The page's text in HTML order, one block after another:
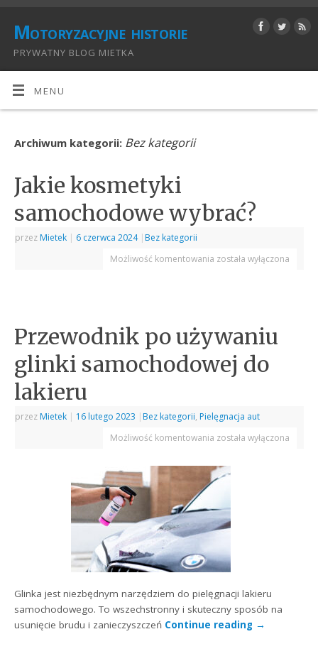
Motoryzacyjne historie
PRYWATNY BLOG MIETKA
MENU
Archiwum kategorii: Bez kategorii
Jakie kosmetyki
samochodowe wybrać?
przez Mietek | 6 czerwca 2024 | Bez kategorii
Możliwość komentowania została wyłączona
Przewodnik po używaniu
glinki samochodowej do
lakieru
przez Mietek | 16 lutego 2023 | Bez kategorii, Pielęgnacja aut
Możliwość komentowania została wyłączona
Glinka jest niezbędnym narzędziem do pielęgnacji lakieru
samochodowego. To wszechstronny i skuteczny sposób na
usunięcie brudu i zanieczyszczeń Continue reading →